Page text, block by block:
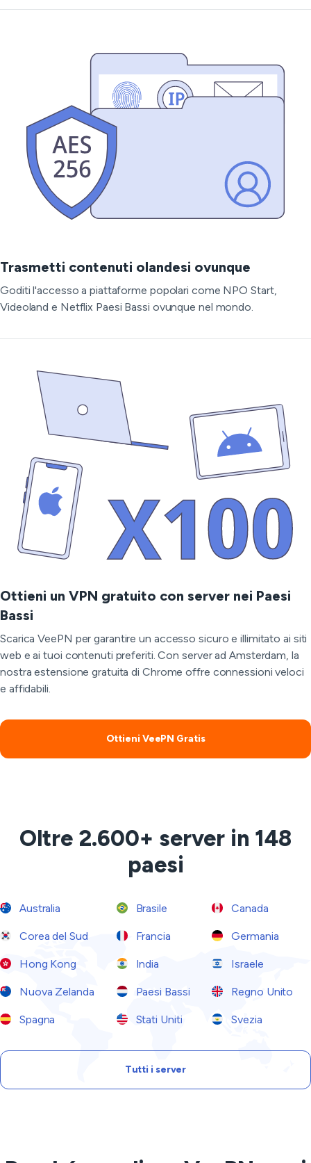
Trasmetti contenuti olandesi ovunque
Goditi l'accesso a piattaforme popolari come NPO Start,
Videoland e Netflix Paesi Bassi ovunque nel mondo.
Ottieni un VPN gratuito con server nei Paesi
Bassi
Scarica VeePN per garantire un accesso sicuro e illimitato ai siti
web e ai tuoi contenuti preferiti. Con server ad Amsterdam, la
nostra estensione gratuita di Chrome offre connessioni veloci
e affidabili.
Ottieni VeePN Gratis
Oltre 2.600+ server in 148
paesi
Australia Brasile Canada
Corea del Sud Francia Germania
Hong Kong India Israele
Nuova Zelanda Paesi Bassi Regno Unito
Spagna Stati Uniti Svezia
Tutti i server